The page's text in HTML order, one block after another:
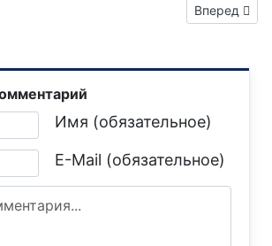
мероприятия по освоению
Следующий:
Вперед
Имя (обязательное)
E-Mail (обязательное)